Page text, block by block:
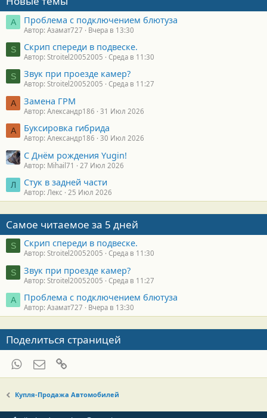
А Проблема с подключением блютуза
Автор: Азамат727 Вчера в 13:30
S Скрип спереди в подвеске.
Автор: Stroitel20052005 Среда в 11:30
S Звук при проезде камер?
Автор: Stroitel20052005 Среда в 11:27
А Замена ГРМ
Автор: Александр186 31 Июл 2026
А Буксировка гибрида
Автор: Александр186 30 Июл 2026
С Днём рождения Yugin!
Автор: Mihail71 27 Июл 2026
Л Стук в задней части
Автор: Лекс 25 Июл 2026
Самое читаемое за 5 дней
S Скрип спереди в подвеске.
Автор: Stroitel20052005 Среда в 11:30
S Звук при проезде камер?
Автор: Stroitel20052005 Среда в 11:27
А Проблема с подключением блютуза
Автор: Азамат727 Вчера в 13:30
Поделиться страницей
WhatsAppЭлектронная почта
Купля-Продажа Автомобилей